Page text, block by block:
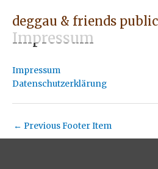
content
deggau & friends
Impressum
Impressum
Datenschutzerklärung
navigation
← Previous Footer Item